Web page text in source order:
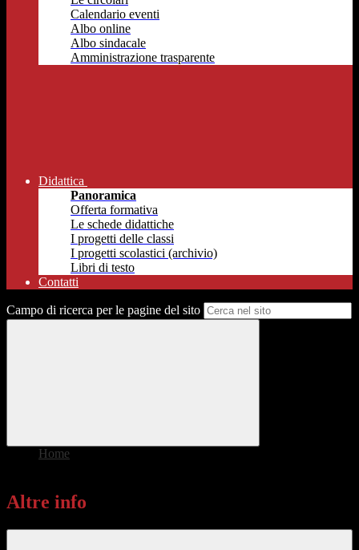
Calendario eventi
Albo online
Albo sindacale
Amministrazione trasparente
Didattica
Panoramica
Offerta formativa
Le schede didattiche
I progetti delle classi
I progetti scolastici (archivio)
Libri di testo
Contatti
Campo di ricerca per le pagine del sito
Home
Altre info